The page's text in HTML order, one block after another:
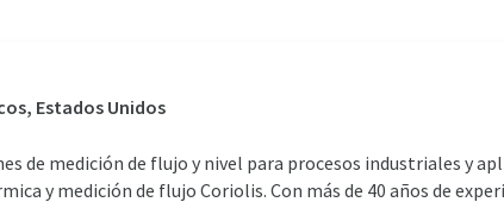
Estados Unidos
de medición de flujo y nivel para procesos industriales y
y medición de flujo Coriolis. Con más de 40 años de